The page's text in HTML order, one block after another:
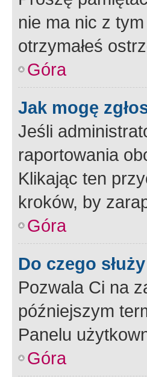
nie ma nic z
otrzymałeś
Góra
Jak mogę
Jeśli
raportowania
Klikając ten
kroków, by
Góra
Do czego
Pozwala Ci na
późniejszym
Panelu
Góra